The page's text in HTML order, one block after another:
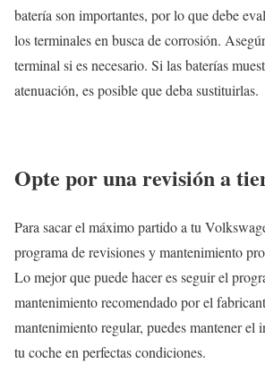
batería son importantes, por lo que debe
los terminales en busca de corrosión.
terminal si es necesario. Si las baterías
atenuación, es posible que deba sustituirlas.
Opte por una revisión a
Para sacar el máximo partido a tu
programa de revisiones y mantenimiento
Lo mejor que puede hacer es seguir el
mantenimiento recomendado por el
mantenimiento regular, puedes mantener el
tu coche en perfectas condiciones.